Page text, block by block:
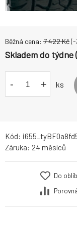
Běžná cena: 7 422Kč(-
Skladem do týdne
- + ks
Kód:
Záruka: 24 měsíců
Do